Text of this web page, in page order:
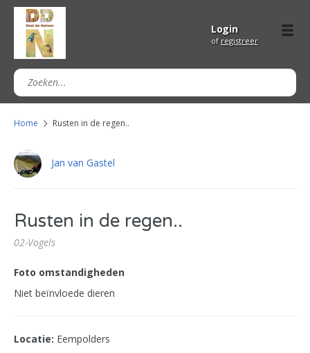
Login
of registreer
Home Rusten in de regen..
Jan van Gastel
Rusten in de regen..
02-Vogels
Foto omstandigheden
Niet beïnvloede dieren
Locatie: Eempolders